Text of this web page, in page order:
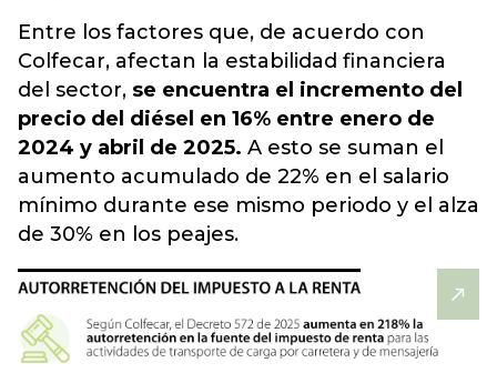
Entre los factores que, de acuerdo con
Colfecar, afectan la estabilidad financiera
del sector, se encuentra el incremento del
precio del diésel en 16% entre enero de
2024 y abril de 2025. A esto se suman el
aumento acumulado de 22% en el salario
mínimo durante ese mismo periodo y el alza
de 30% en los peajes.